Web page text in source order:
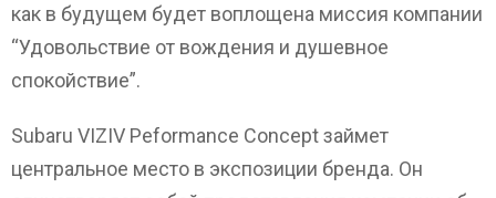
как в будущем будет воплощена миссия компании
“Удовольствие от вождения и душевное
спокойствие”.
Subaru VIZIV Peformance Concept займет
центральное место в экспозиции бренда. Он